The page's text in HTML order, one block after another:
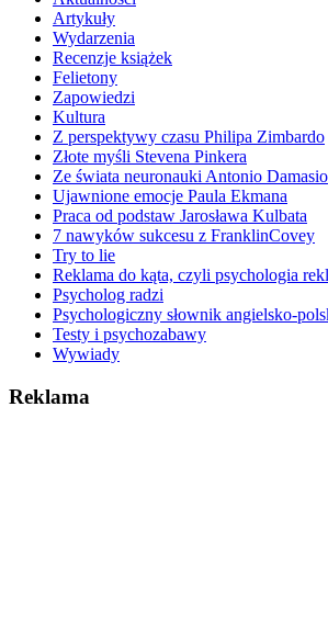
Artykuły
Wydarzenia
Recenzje książek
Felietony
Zapowiedzi
Kultura
Z perspektywy czasu Philipa Zimbardo
Złote myśli Stevena Pinkera
Ze świata neuronauki Antonio Damasio
Ujawnione emocje Paula Ekmana
Praca od podstaw Jarosława Kulbata
7 nawyków sukcesu z FranklinCovey
Try to lie
Reklama do kąta, czyli psychologia
Psycholog radzi
Psychologiczny słownik angielsko-
Testy i psychozabawy
Wywiady
Reklama